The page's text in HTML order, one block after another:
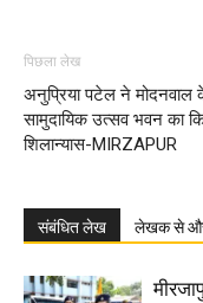
पिछला लेख
अनुप्रिया पटेल ने मोदनवाल
सामुदायिक उत्सव भवन का
शिलान्यास-MIRZAPUR
संबंधित लेख लेखक से